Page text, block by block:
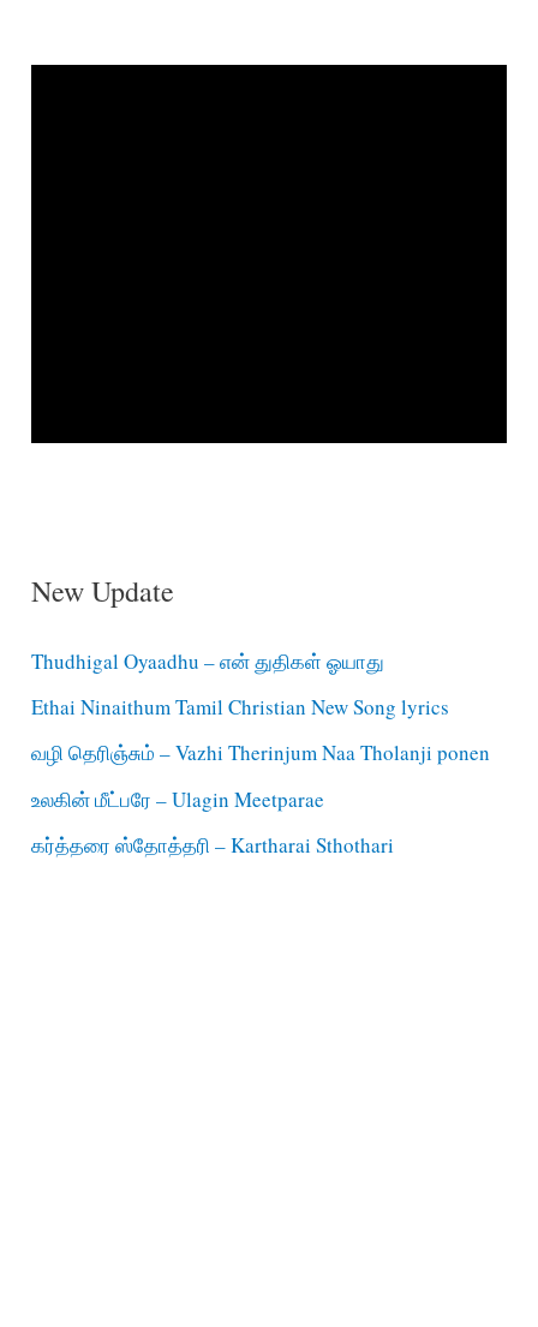
New Update
Thudhigal Oyaadhu – என் துதிகள் ஓயாது
Ethai Ninaithum Tamil Christian New Song lyrics
வழி தெரிஞ்சும் – Vazhi Therinjum Naa Tholanji ponen
உலகின் மீட்பரே – Ulagin Meetparae
கர்த்தரை ஸ்தோத்தரி – Kartharai Sthothari